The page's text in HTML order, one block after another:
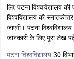
लिए पटना विश्वविद्यालय
विश्वविद्यालय की
जाएगी। पटना
जानकारी के लिए पूरा लेख
पटना विश्वविद्यालय30